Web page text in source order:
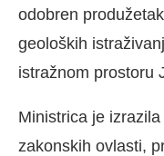
odobren
geoloških
istražnom prostoru
Ministrica je
zakonskih ovlasti,